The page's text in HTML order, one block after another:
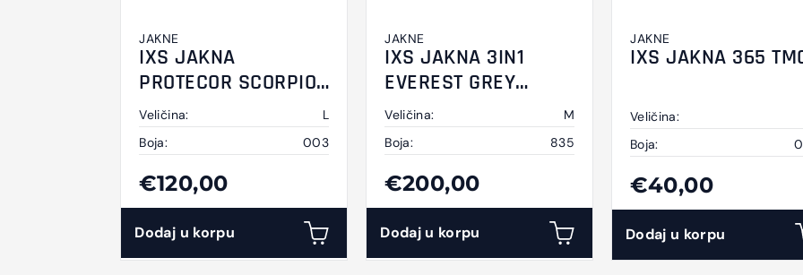
JAKNE
IXS JAKNA
PROTECOR SCORPIO
CRNA
Veličina:
L
Boja:
003
€120,00
Dodaj u korpu
JAKNE
IXS JAKNA 3IN1
EVEREST GREY
BLACK YELLOW
Veličina:
M
Boja:
835
€200,00
Dodaj u korpu
JAKNE
IXS JAKNA 365
Veličina:
Boja:
€40,00
Dodaj u korpu